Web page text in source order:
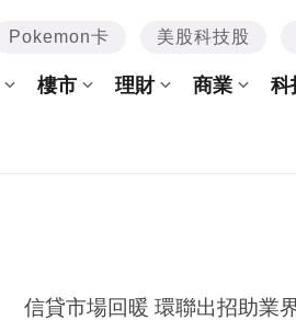
Pokemon卡 美股科技股
樓市 理財 商業 科
信貸市場回暖 環聯出招助業